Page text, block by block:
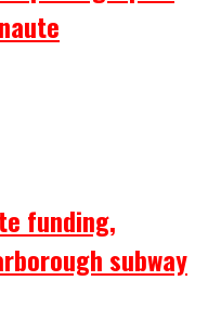
funding,
subway